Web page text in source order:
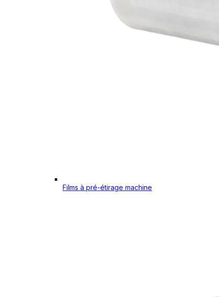
Films à pré-étirage machine